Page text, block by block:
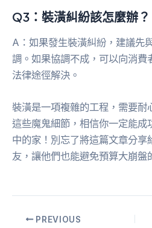
Q3：裝潢糾紛該怎麼辦？
A：如果發生裝潢糾紛，建議先
調。如果協調不成，可以向消費
法律途徑解決。
裝潢是一項複雜的工程，需要耐
這些魔鬼細節，相信你一定能成
中的家！別忘了將這篇文章分享
友，讓他們也能避免預算大崩盤
PREVIOUS